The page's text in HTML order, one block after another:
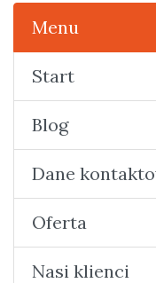
Menu
Start
Blog
Dane
Oferta
Nasi klienci